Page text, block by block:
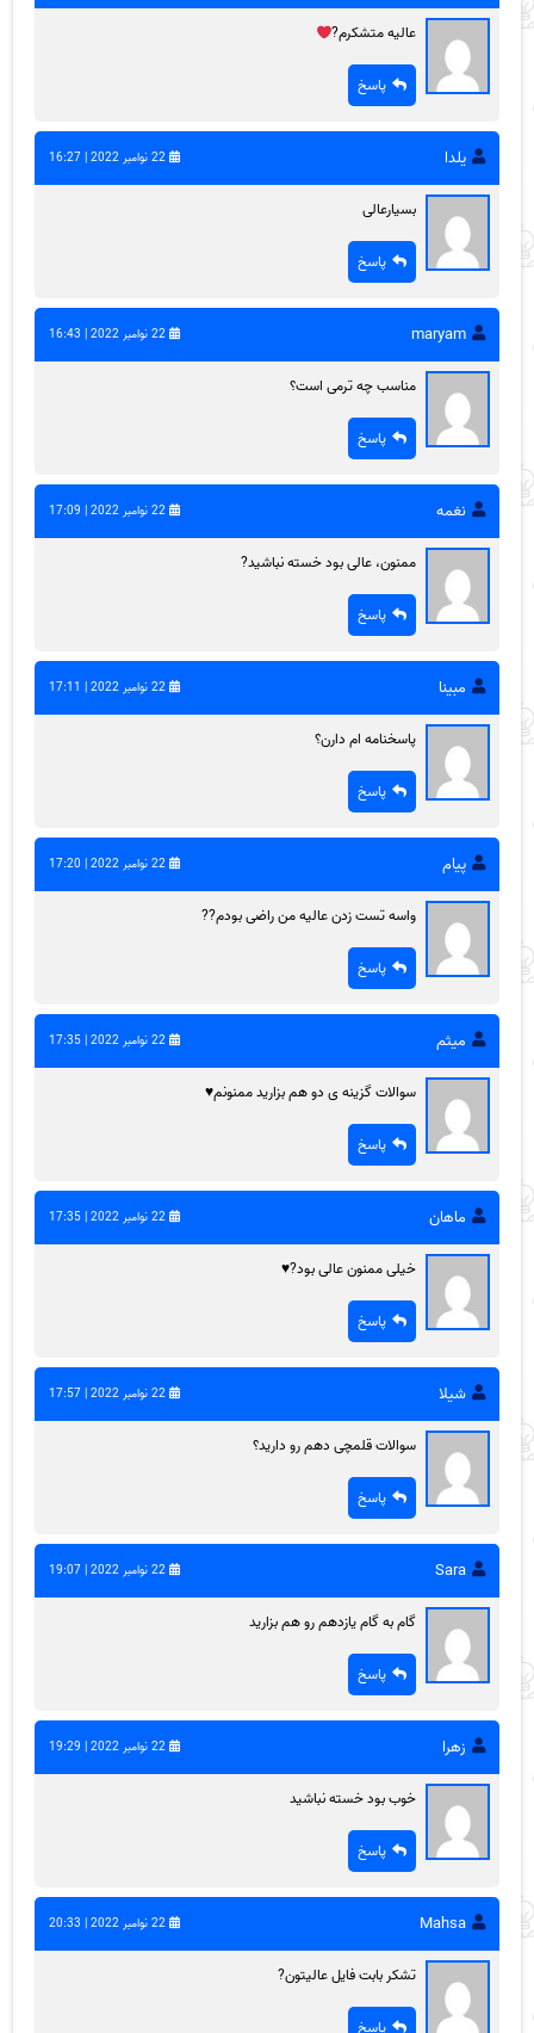
عالیه متشکرم?
پاسخ
یلدا 22 نوامبر 2022 | 16:27
بسیارعالی
پاسخ
maryam 22 نوامبر 2022 | 16:43
مناسب چه ترمی است؟
پاسخ
نغمه 22 نوامبر 2022 | 17:09
ممنون، عالی بود خسته نباشید?
پاسخ
مبینا 22 نوامبر 2022 | 17:11
پاسخنامه ام دارن؟
پاسخ
پیام 22 نوامبر 2022 | 17:20
واسه تست زدن عالیه من راضی بودم??
پاسخ
میثم 22 نوامبر 2022 | 17:35
سوالات گزینه ی دو هم بزارید ممنونم♥️
پاسخ
ماهان 22 نوامبر 2022 | 17:35
خیلی ممنون عالی بود?♥️
پاسخ
شیلا 22 نوامبر 2022 | 17:57
سوالات قلمچی دهم رو دارید؟
پاسخ
Sara 22 نوامبر 2022 | 19:07
گام به گام یازدهم رو هم بزارید
پاسخ
زهرا 22 نوامبر 2022 | 19:29
خوب بود خسته نباشید
پاسخ
Mahsa 22 نوامبر 2022 | 20:33
تشکر بابت فایل عالیتون?
پاسخ